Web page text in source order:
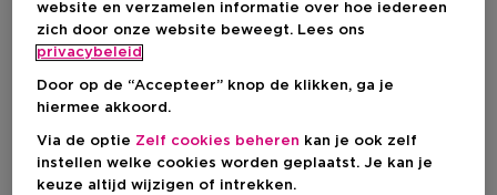
website en verzamelen informatie over hoe iedereen
zich door onze website beweegt. Lees ons
privacybeleid
Door op de “Accepteer” knop de klikken, ga je
hiermee akkoord.
Via de optie Zelf cookies beheren kan je ook zelf
instellen welke cookies worden geplaatst. Je kan je
keuze altijd wijzigen of intrekken.